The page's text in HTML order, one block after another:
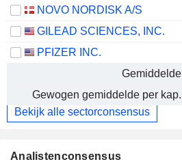
NOVO NORDISK A/S
GILEAD SCIENCES, INC.
PFIZER INC.
Gemiddelde
Gewogen gemiddelde per kap.
Bekijk alle sectorconsensus
Analistenconsensus